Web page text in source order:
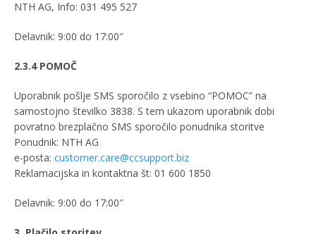
NTH AG, Info: 031 495 527
Delavnik: 9:00 do 17:00″
2.3.4 POMOČ
Uporabnik pošlje SMS sporočilo z vsebino “POMOC” na
samostojno številko 3838. S tem ukazom uporabnik dobi
povratno brezplačno SMS sporočilo ponudnika storitve
Ponudnik: NTH AG
e-posta: customer.care@ccsupport.biz
Reklamacijska in kontaktna št: 01 600 1850
Delavnik: 9:00 do 17:00″